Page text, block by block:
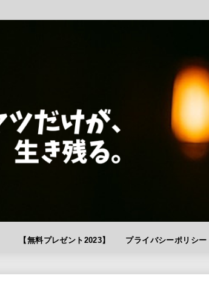
【無料プレゼント2023】 プライバシーポリシー